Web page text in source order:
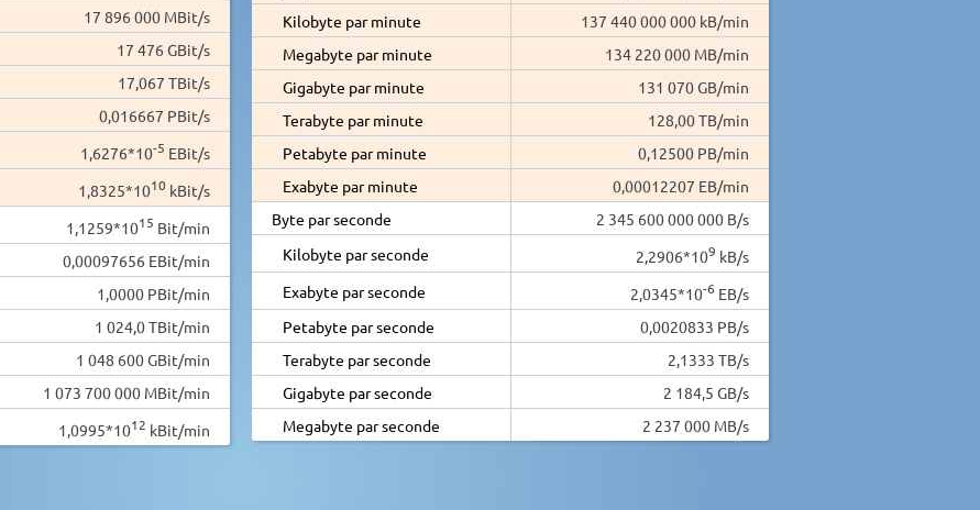
17 896 000 MBit/s
17 476 GBit/s
17,067 TBit/s
0,016667 PBit/s
1,6276*10-5 EBit/s
1,8325*1010 kBit/s
1,1259*1015 Bit/min
0,00097656 EBit/min
1,0000 PBit/min
1 024,0 TBit/min
1 048 600 GBit/min
1 073 700 000 MBit/min
1,0995*1012 kBit/min
Kilobyte par minute
137 440 000 000 kB/min
Megabyte par minute
134 220 000 MB/min
Gigabyte par minute
131 070 GB/min
Terabyte par minute
128,00 TB/min
Petabyte par minute
0,12500 PB/min
Exabyte par minute
0,00012207 EB/min
Byte par seconde
2 345 600 000 000 B/s
Kilobyte par seconde
2,2906*109 kB/s
Exabyte par seconde
2,0345*10-6 EB/s
Petabyte par seconde
0,0020833 PB/s
Terabyte par seconde
2,1333 TB/s
Gigabyte par seconde
2 184,5 GB/s
Megabyte par seconde
2 237 000 MB/s